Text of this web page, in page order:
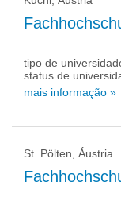
tipo de
status de
mais informação »
St. Pölten, Áustria